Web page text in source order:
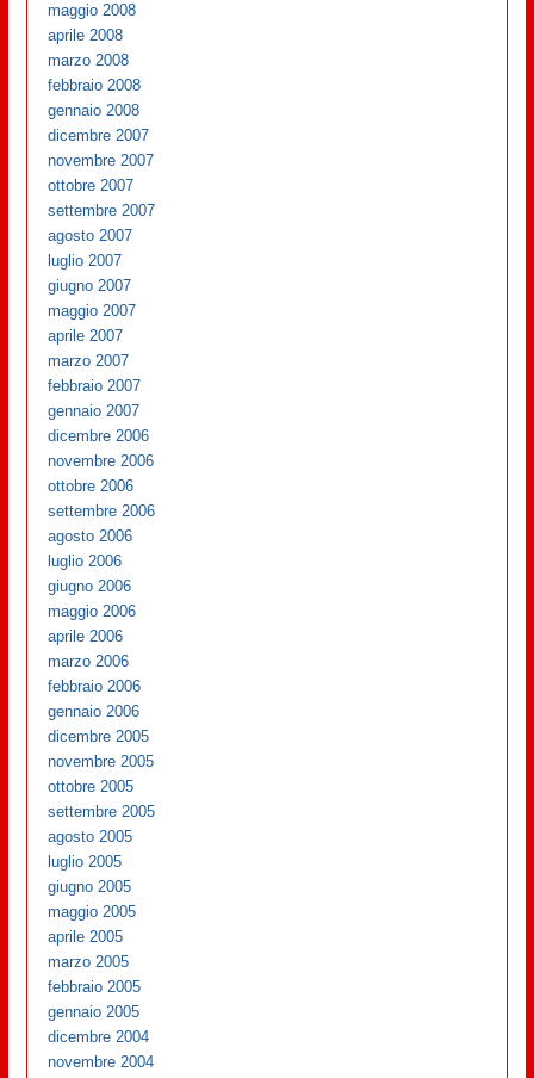
maggio 2008
aprile 2008
marzo 2008
febbraio 2008
gennaio 2008
dicembre 2007
novembre 2007
ottobre 2007
settembre 2007
agosto 2007
luglio 2007
giugno 2007
maggio 2007
aprile 2007
marzo 2007
febbraio 2007
gennaio 2007
dicembre 2006
novembre 2006
ottobre 2006
settembre 2006
agosto 2006
luglio 2006
giugno 2006
maggio 2006
aprile 2006
marzo 2006
febbraio 2006
gennaio 2006
dicembre 2005
novembre 2005
ottobre 2005
settembre 2005
agosto 2005
luglio 2005
giugno 2005
maggio 2005
aprile 2005
marzo 2005
febbraio 2005
gennaio 2005
dicembre 2004
novembre 2004